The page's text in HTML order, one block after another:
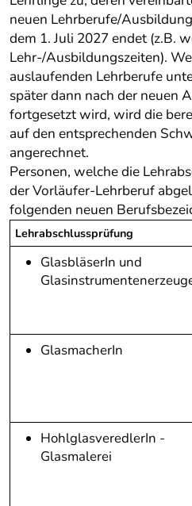
neuen Lehrberufe/
dem 1. Juli 2027 endet (z.B.
Lehr-/Ausbildungszeiten).
auslaufenden Lehrberufe
später dann nach der neuen
fortgesetzt wird, wird die
auf den entsprechenden
angerechnet.
Personen, welche die
der Vorläufer-Lehrberuf
folgenden neuen
Lehrabschlussprüfung
GlasbläserIn und
GlasmacherIn
HohlglasveredlerIn -
Glasmalerei